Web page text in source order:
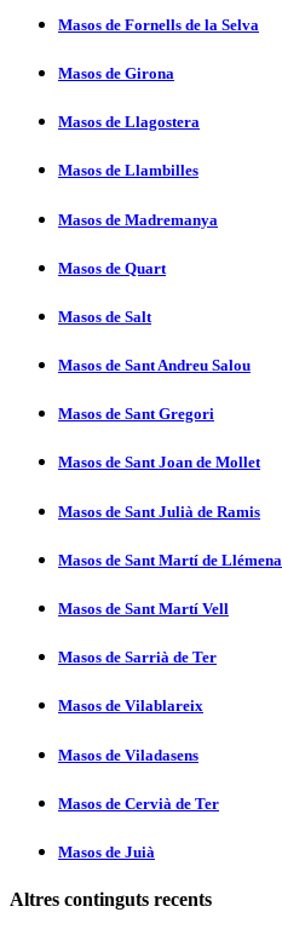
Masos de Fornells de la Selva
Masos de Girona
Masos de Llagostera
Masos de Llambilles
Masos de Madremanya
Masos de Quart
Masos de Salt
Masos de Sant Andreu Salou
Masos de Sant Gregori
Masos de Sant Joan de Mollet
Masos de Sant Julià de Ramis
Masos de Sant Martí­ de Llémena
Masos de Sant Martí­ Vell
Masos de Sarrià de Ter
Masos de Vilablareix
Masos de Viladasens
Masos de Cervià de Ter
Masos de Juià
Altres continguts recents